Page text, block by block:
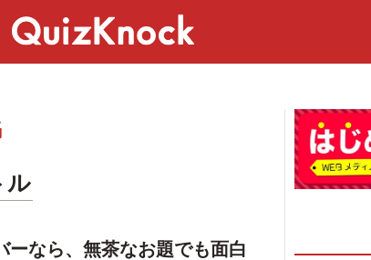
ル
なら、無茶なお題でも面白